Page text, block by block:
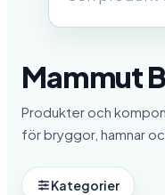
produkter
Mammut
Produkter och
för bryggor, hamnar
Kategorier